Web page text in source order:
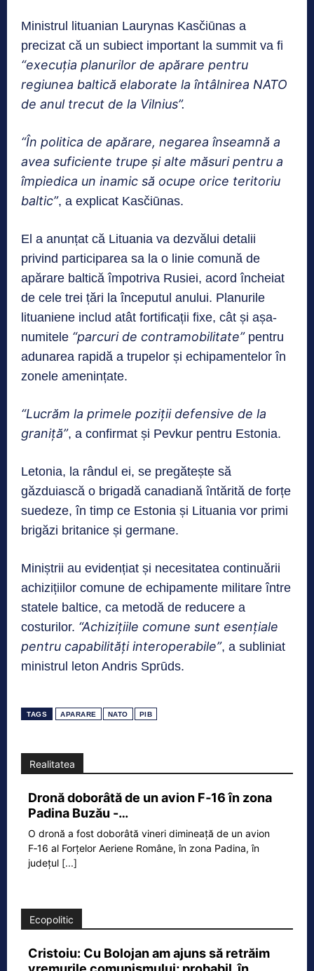
Ministrul lituanian Laurynas Kasčiūnas a
precizat că un subiect important la summit va fi
“execuția planurilor de apărare pentru
regiunea baltică elaborate la întâlnirea NATO
de anul trecut de la Vilnius”.
“În politica de apărare, negarea înseamnă a
avea suficiente trupe și alte măsuri pentru a
împiedica un inamic să ocupe orice teritoriu
baltic”, a explicat Kasčiūnas.
El a anunțat că Lituania va dezvălui detalii
privind participarea sa la o linie comună de
apărare baltică împotriva Rusiei, acord încheiat
de cele trei țări la începutul anului. Planurile
lituaniene includ atât fortificații fixe, cât și așa-
numitele “parcuri de contramobilitate”pentru
adunarea rapidă a trupelor și echipamentelor în
zonele amenințate.
“Lucrăm la primele poziții defensive de la
graniță”, a confirmat și Pevkur pentru Estonia.
Letonia, la rândul ei, se pregătește să
găzduiască o brigadă canadiană întărită de forțe
suedeze, în timp ce Estonia și Lituania vor primi
brigăzi britanice și germane.
Miniștrii au evidențiat și necesitatea continuării
achizițiilor comune de echipamente militare între
statele baltice, ca metodă de reducere a
costurilor. “Achizițiile comune sunt esențiale
pentru capabilități interoperabile”, a subliniat
ministrul leton Andris Sprūds.
TAGS APARARE NATO PIB
Realitatea
Dronă doborâtă de un avion F‑16 în zona
Padina Buzău -…
O dronă a fost doborâtă vineri dimineață de un avion
F‑16 al Forțelor Aeriene Române, în zona Padina, în
județul [...]
Ecopolitic
Cristoiu: Cu Bolojan am ajuns să retrăim